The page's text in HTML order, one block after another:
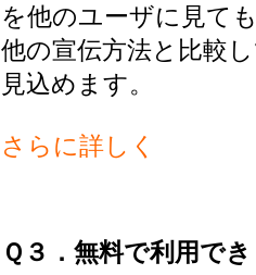
を他のユーザに見て
他の宣伝方法と比較
見込めます。
さらに詳しく
Ｑ３．無料で利用で